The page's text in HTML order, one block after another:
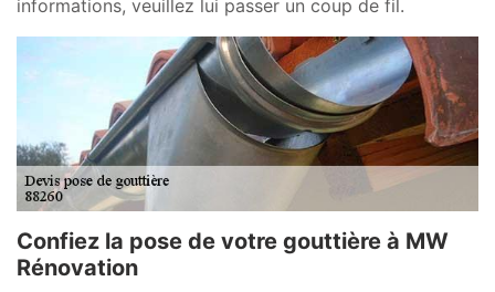
informations, veuillez lui passer un coup de fil.
Confiez la pose de votre gouttière à MW
Rénovation